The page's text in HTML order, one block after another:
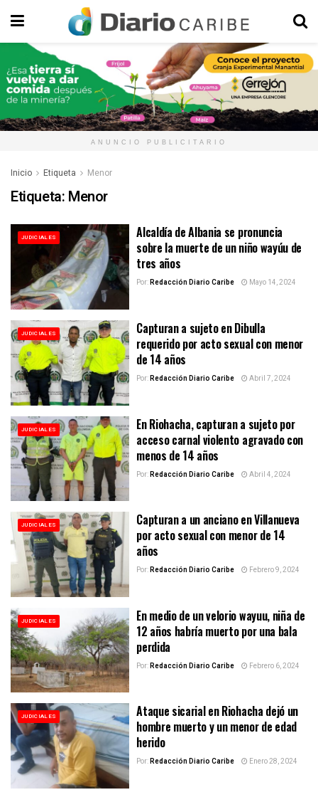
ANUNCIO PUBLICITARIO
Inicio Etiqueta Menor
Etiqueta: Menor
JUDICIALES
Alcaldía de Albania se pronuncia
sobre la muerte de un niño wayúu de
tres años
Por:Redacción Diario Caribe Mayo 14, 2024
JUDICIALES
Capturan a sujeto en Dibulla
requerido por acto sexual con menor
de 14 años
Por:Redacción Diario Caribe Abril 7, 2024
JUDICIALES
En Riohacha, capturan a sujeto por
acceso carnal violento agravado con
menos de 14 años
Por:Redacción Diario Caribe Abril 4, 2024
JUDICIALES
Capturan a un anciano en Villanueva
por acto sexual con menor de 14
años
Por:Redacción Diario Caribe Febrero 9, 2024
JUDICIALES
En medio de un velorio wayuu, niña de
12 años habría muerto por una bala
perdida
Por:Redacción Diario Caribe Febrero 6, 2024
JUDICIALES
Ataque sicarial en Riohacha dejó un
hombre muerto y un menor de edad
herido
Por:Redacción Diario Caribe Enero 28, 2024